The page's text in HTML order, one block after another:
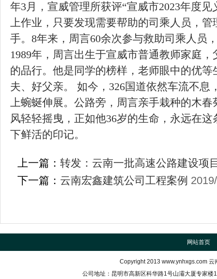
年3月，宣威管理所获评“宣威市2023年度
上作业，只要发现需要帮助的司乘人员，
手。8年来，周言60余次参与救助司乘人员
1989年，周言出生于宣威市普通教师家庭
的品行。他是同学的榜样，老师眼中的优
夫、好父亲。 如今，326国道依然车流不息
上蜿蜒伸展。公路旁，周言亲手栽种的木
风轻轻摇曳，正如他36岁的生命，永远在
下鲜活的印记。
上一篇： 转发：云南一批高速公路建设项
下一篇： 云南宏鑫建筑公司工程案例
网站首页
Copyright 2013 www.ynhxgs.com云
公司地址：昆明市高新区科华路1号山灞大厦专家